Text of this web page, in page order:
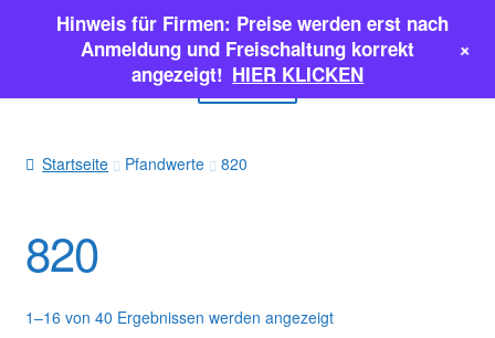
springen
springen
Menü
ERSATZTEILE & MEHR
SALE
Startseite Pfandwerte 820
820
1–16 von 40 Ergebnissen werden angezeigt
Hinweis für Firmen: Preise werden erst nach
Anmeldung und Freischaltung korrekt
angezeigt! HIER KLICKEN
+